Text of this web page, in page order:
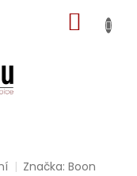
Značka:Boon